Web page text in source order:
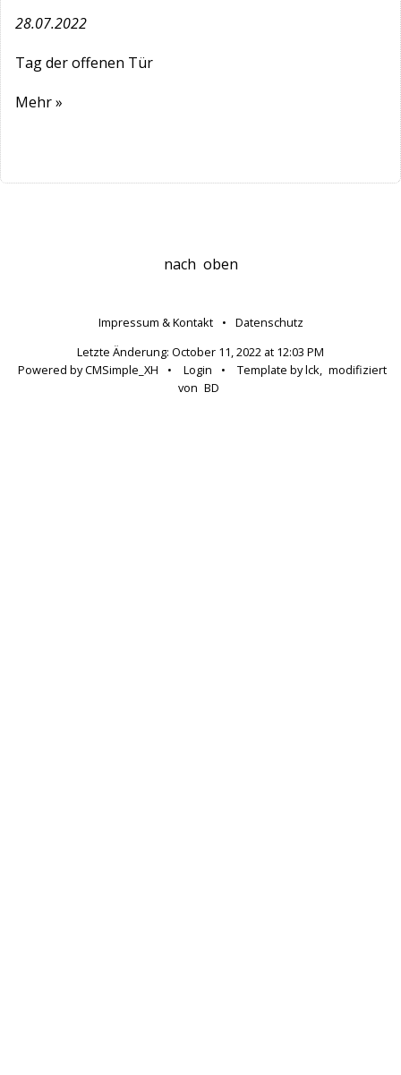
28.07.2022
Tag der offenen Tür
Mehr »
nach oben
Impressum & Kontakt •
Datenschutz
Letzte Änderung: October 11, 2022 at 12:03 PM
Powered by CMSimple_XH
• Login • Template by lck, modifiziert
von BD